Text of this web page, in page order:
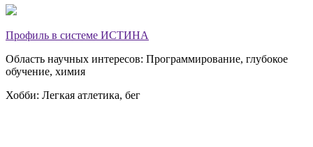
Профиль в системе ИСТИНА
Область научных интересов: Программирование, глубокое
обучение, химия
Хобби: Легкая атлетика, бег